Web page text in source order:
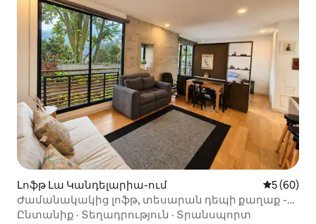
Լոֆթ Լա Կանդելարիա-ում Միջին
5 (60)
Ժամանակակից լոֆթ, տեսարան դեպի քաղաք -
Լա Կանդելարիա թաղամաս
Ընտանիք · Տեղադրություն · Տրանսպորտ